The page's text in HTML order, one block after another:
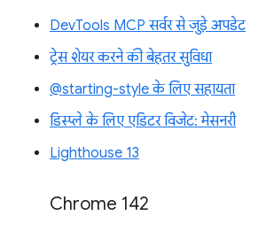
DevTools MCP सर्वर से जुड़े अपडेट
ट्रेस शेयर करने की बेहतर सुविधा
@starting-style के लिए सहायता
डिस्प्ले के लिए एडिटर विजेट: मेसनरी
Lighthouse 13
Chrome 142